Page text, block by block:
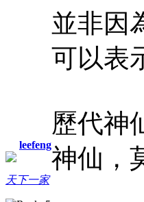
leefeng
天下一家
並非因
可以表
歷代神
神仙，